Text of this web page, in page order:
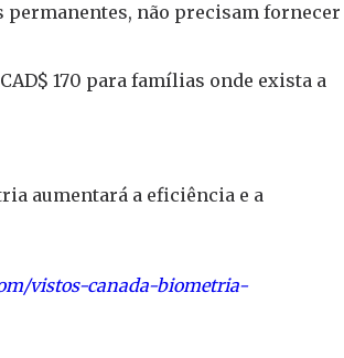
permanentes, não precisam fornecer
170 para famílias onde exista a
aumentará a eficiência e a
vistos-canada-biometria-